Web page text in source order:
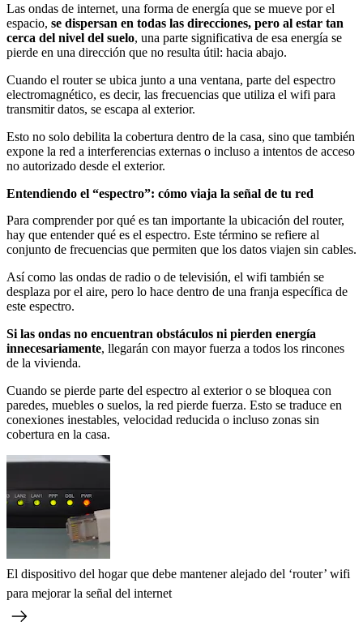
Las ondas de internet, una forma de energía que se mueve por el
espacio, se dispersan en todas las direcciones, pero al estar tan
cerca del nivel del suelo, una parte significativa de esa energía se
pierde en una dirección que no resulta útil: hacia abajo.
Cuando el router se ubica junto a una ventana, parte del espectro
electromagnético, es decir, las frecuencias que utiliza el wifi para
transmitir datos, se escapa al exterior.
Esto no solo debilita la cobertura dentro de la casa, sino que también
expone la red a interferencias externas o incluso a intentos de acceso
no autorizado desde el exterior.
Entendiendo el “espectro”: cómo viaja la señal de tu red
Para comprender por qué es tan importante la ubicación del router,
hay que entender qué es el espectro. Este término se refiere al
conjunto de frecuencias que permiten que los datos viajen sin cables.
Así como las ondas de radio o de televisión, el wifi también se
desplaza por el aire, pero lo hace dentro de una franja específica de
este espectro.
Si las ondas no encuentran obstáculos ni pierden energía
innecesariamente, llegarán con mayor fuerza a todos los rincones
de la vivienda.
Cuando se pierde parte del espectro al exterior o se bloquea con
paredes, muebles o suelos, la red pierde fuerza. Esto se traduce en
conexiones inestables, velocidad reducida o incluso zonas sin
cobertura en la casa.
El dispositivo del hogar que debe mantener alejado del ‘router’ wifi
para mejorar la señal del internet